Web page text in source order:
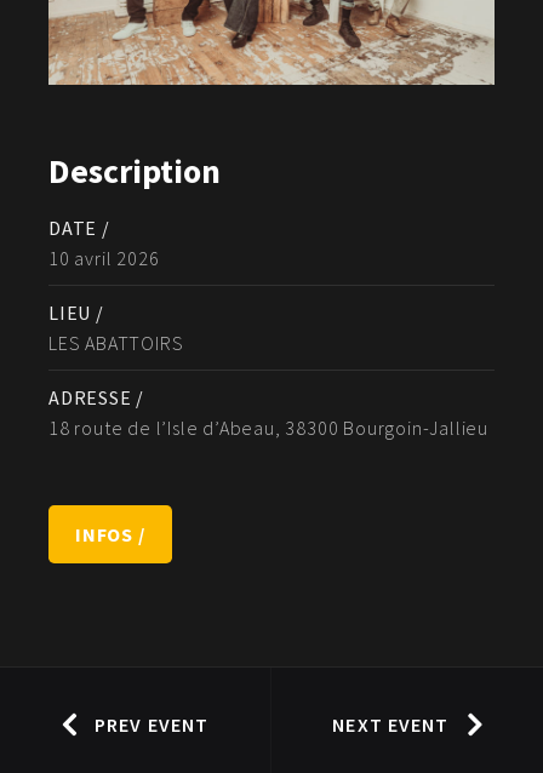
Description
DATE /
10 avril 2026
LIEU /
LES ABATTOIRS
ADRESSE /
18 route de l’Isle d’Abeau, 38300 Bourgoin-Jallieu
INFOS /
PREV EVENT NEXT EVENT